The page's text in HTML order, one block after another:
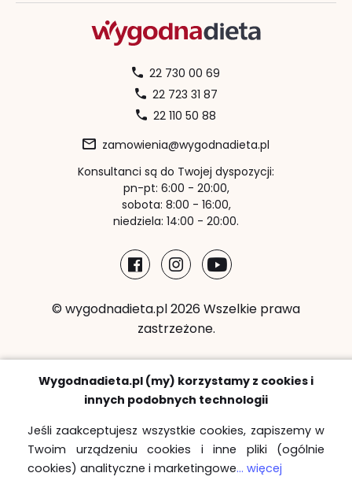
22 730 00 69
22 723 31 87
22 110 50 88
zamowienia@wygodnadieta.pl
Konsultanci są do Twojej dyspozycji:
pn-pt: 6:00 - 20:00,
sobota: 8:00 - 16:00,
niedziela: 14:00 - 20:00.
© wygodnadieta.pl 2026 Wszelkie prawa
zastrzeżone.
Metody płatności:
Strefy bezpłatnych dostaw
Wygodnadieta.pl (my) korzystamy z cookies i
innych podobnych technologii
Jeśli zaakceptujesz wszystkie cookies, zapiszemy w
Twoim urządzeniu cookies i inne pliki (ogólnie
cookies) analityczne i marketingowe... więcej